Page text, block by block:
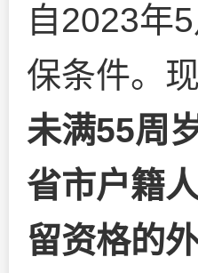
自2023年
保条件。现
未满55周
省市户籍
留资格的